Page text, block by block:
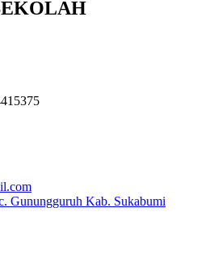
Gunungguruh Kab. Sukabumi